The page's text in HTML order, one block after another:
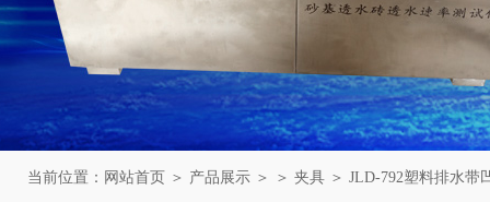
当前位置： 网站首页 ＞ 产品展示 ＞ ＞ 夹具 ＞ JLD-792塑料排水带